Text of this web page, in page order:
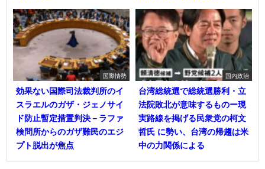
国際情勢
効果ない国際司法裁判所のイ
スラエルのガザ・ジェノサイ
ド防止暫定措置判決－ラファ
検問所からのガザ難民のエジ
プト脱出が焦点
国内政治
台湾総統選で総統選勝利・立
法院敗北が意味するものー現
実路線を掲げる民衆党の柯文
哲氏 に勢い、台湾の帰趨は米
中の力関係による